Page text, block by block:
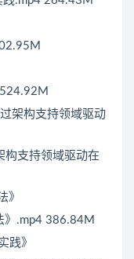
架构支持领域驱动
构支持领域驱动在
》
》.mp4 386.84M
践》